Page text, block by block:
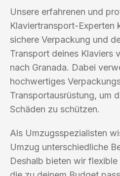
Unsere erfahrenen und
Klaviertransport-Experten
sichere Verpackung und
Transport deines Klaviers
nach Granada. Dabei
hochwertiges
Transportausrüstung, um
Schäden zu schützen.
Als Umzugsspezialisten
Umzug unterschiedliche
Deshalb bieten wir